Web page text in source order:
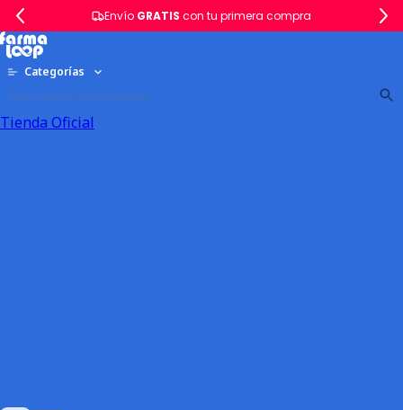
Envío GRATIS con tu primera compra
Categorías
Tienda Oficial